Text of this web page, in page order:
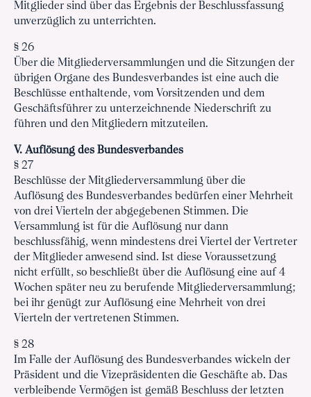
Mitglieder sind über das Ergebnis der Beschlussfassung
unverzüglich zu unterrichten.
§ 26
Über die Mitgliederversammlungen und die Sitzungen der
übrigen Organe des Bundesverbandes ist eine auch die
Beschlüsse enthaltende, vom Vorsitzenden und dem
Geschäftsführer zu unterzeichnende Niederschrift zu
führen und den Mitgliedern mitzuteilen.
V. Auflösung des Bundesverbandes
§ 27
Beschlüsse der Mitgliederversammlung über die
Auflösung des Bundesverbandes bedürfen einer Mehrheit
von drei Vierteln der abgegebenen Stimmen. Die
Versammlung ist für die Auflösung nur dann
beschlussfähig, wenn mindestens drei Viertel der Vertreter
der Mitglieder anwesend sind. Ist diese Voraussetzung
nicht erfüllt, so beschließt über die Auflösung eine auf 4
Wochen später neu zu berufende Mitgliederversammlung;
bei ihr genügt zur Auflösung eine Mehrheit von drei
Vierteln der vertretenen Stimmen.
§ 28
Im Falle der Auflösung des Bundesverbandes wickeln der
Präsident und die Vizepräsidenten die Geschäfte ab. Das
verbleibende Vermögen ist gemäß Beschluss der letzten